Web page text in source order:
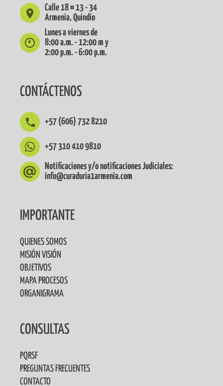
Calle 18 # 13 - 34
Armenia, Quindío
Lunes a viernes de
8:00 a.m. - 12:00 m y
2:00 p.m. - 6:00 p.m.
CONTÁCTENOS
+57 (606) 732 8210
+57 310 410 9810
Notificaciones y/o notificaciones Judiciales:
info@curaduria1armenia.com
IMPORTANTE
QUIENES SOMOS
MISIÓN VISIÓN
OBJETIVOS
MAPA PROCESOS
ORGANIGRAMA
CONSULTAS
PQRSF
PREGUNTAS FRECUENTES
CONTACTO